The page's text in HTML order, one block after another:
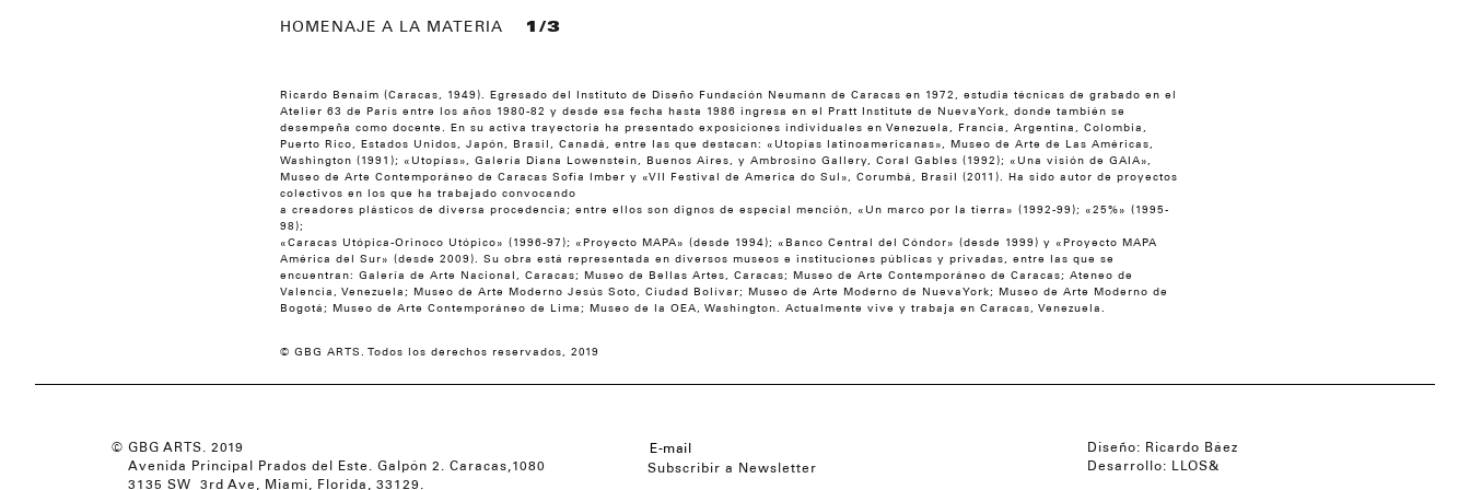
HOMENAJE A LA MATERIA 1/3
Ricardo Benaim (Caracas, 1949). Egresado del Instituto de Diseño Fundación Neumann de Caracas en 1972, estudia técnicas de grabado en el
Atelier 63 de París entre los años 1980-82 y desde esa fecha hasta 1986 ingresa en el Pratt Institute de NuevaYork, donde también se
desempeña como docente. En su activa trayectoria ha presentado exposiciones individuales en Venezuela, Francia, Argentina, Colombia,
Puerto Rico, Estados Unidos, Japón, Brasil, Canadá, entre las que destacan: «Utopías latinoamericanas», Museo de Arte de Las Américas,
Washington (1991); «Utopías», Galería Diana Lowenstein, Buenos Aires, y Ambrosino Gallery, Coral Gables (1992); «Una visión de GAIA»,
Museo de Arte Contemporáneo de Caracas Sofía Imber y «VII Festival de America do Sul», Corumbá, Brasil (2011). Ha sido autor de proyectos
colectivos en los que ha trabajado convocando
a creadores plásticos de diversa procedencia; entre ellos son dignos de especial mención, «Un marco por la tierra» (1992-99); «25%» (1995-
98);
«Caracas Utópica-Orinoco Utópico» (1996-97); «Proyecto MAPA» (desde 1994); «Banco Central del Cóndor» (desde 1999) y «Proyecto MAPA
América del Sur» (desde 2009). Su obra está representada en diversos museos e instituciones públicas y privadas, entre las que se
encuentran: Galería de Arte Nacional, Caracas; Museo de Bellas Artes, Caracas; Museo de Arte Contemporáneo de Caracas; Ateneo de
Valencia, Venezuela; Museo de Arte Moderno Jesús Soto, Ciudad Bolívar; Museo de Arte Moderno de NuevaYork; Museo de Arte Moderno de
Bogotá; Museo de Arte Contemporáneo de Lima; Museo de la OEA, Washington. Actualmente vive y trabaja en Caracas, Venezuela.
© GBG ARTS. Todos los derechos reservados, 2019
© GBG ARTS. 2019
Avenida Principal Prados del Este. Galpón 2. Caracas,1080
3135 SW 3rd Ave, Miami, Florida, 33129.
Subscribir a Newsletter
Diseño: Ricardo Báez
Desarrollo: LLOS&